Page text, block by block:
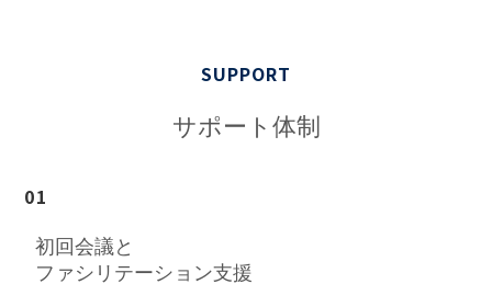
SUPPORT
サポート体制
01
初回会議と
ファシリテーション支援